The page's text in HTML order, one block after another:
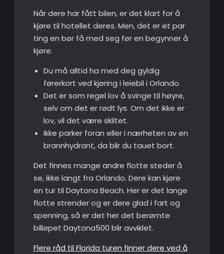
Når dere har fått bilen, er det klart for å
kjøre til hotellet deres. Men, det er et par
ting en bør få med seg før en begynner å
kjøre.
Du må alltid ha med deg gyldig
førerkort ved kjøring i leiebil i Orlando.
Det er som regel lov å svinge til høyre,
selv om det er rødt lys. Om det ikke er
lov, vil det være skiltet.
Ikke parker foran eller i nærheten av en
brannhydrant, da blir du tauet bort.
Det finnes mange andre flotte steder å
se, ikke langt fra Orlando. Dere kan kjøre
en tur til Daytona Beach. Her er det lange
flotte strender og er dere glad i fart og
spenning, så er det her det berømte
billøpet Daytona500 blir avviklet.
Flere råd til Florida turen finner dere ved å